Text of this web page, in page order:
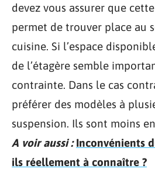
devez vous assurer que
permet de trouver place au
cuisine. Si l’espace
de l’étagère semble
contrainte. Dans le cas
préférer des modèles à
suspension. Ils sont moins
A voir aussi : Inconvénients
ils réellement à connaître ?